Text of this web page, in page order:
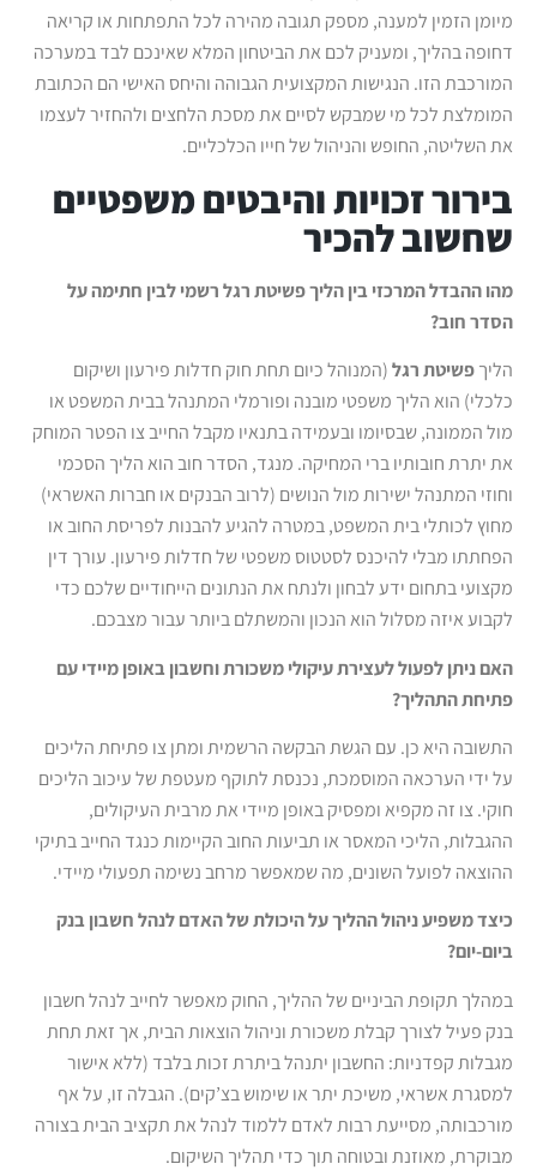
מיומן הזמין למענה, מספק תגובה מהירה לכל התפתחות או קריאה
דחופה בהליך, ומעניק לכם את הביטחון המלא שאינכם לבד במערכה
המורכבת הזו. הנגישות המקצועית הגבוהה והיחס האישי הם הכתובת
המומלצת לכל מי שמבקש לסיים את מסכת הלחצים ולהחזיר לעצמו
את השליטה, החופש והניהול של חייו הכלכליים.
בירור זכויות והיבטים משפטיים
שחשוב להכיר
מהו ההבדל המרכזי בין הליך פשיטת רגל רשמי לבין חתימה על
הסדר חוב?
הליךפשיטת רגל(המנוהל כיום תחת חוק חדלות פירעון ושיקום
כלכלי) הוא הליך משפטי מובנה ופורמלי המתנהל בבית המשפט או
מול הממונה, שבסיומו ובעמידה בתנאיו מקבל החייב צו הפטר המוחק
את יתרת חובותיו ברי המחיקה. מנגד, הסדר חוב הוא הליך הסכמי
וחוזי המתנהל ישירות מול הנושים (לרוב הבנקים או חברות האשראי)
מחוץ לכותלי בית המשפט, במטרה להגיע להבנות לפריסת החוב או
הפחתתו מבלי להיכנס לסטטוס משפטי של חדלות פירעון. עורך דין
מקצועי בתחום ידע לבחון ולנתח את הנתונים הייחודיים שלכם כדי
לקבוע איזה מסלול הוא הנכון והמשתלם ביותר עבור מצבכם.
האם ניתן לפעול לעצירת עיקולי משכורת וחשבון באופן מיידי עם
פתיחת התהליך?
התשובה היא כן. עם הגשת הבקשה הרשמית ומתן צו פתיחת הליכים
על ידי הערכאה המוסמכת, נכנסת לתוקף מעטפת של עיכוב הליכים
חוקי. צו זה מקפיא ומפסיק באופן מיידי את מרבית העיקולים,
ההגבלות, הליכי המאסר או תביעות החוב הקיימות כנגד החייב בתיקי
ההוצאה לפועל השונים, מה שמאפשר מרחב נשימה תפעולי מיידי.
כיצד משפיע ניהול ההליך על היכולת של האדם לנהל חשבון בנק
ביום-יום?
במהלך תקופת הביניים של ההליך, החוק מאפשר לחייב לנהל חשבון
בנק פעיל לצורך קבלת משכורת וניהול הוצאות הבית, אך זאת תחת
מגבלות קפדניות: החשבון יתנהל ביתרת זכות בלבד (ללא אישור
למסגרת אשראי, משיכת יתר או שימוש בצ’קים). הגבלה זו, על אף
מורכבותה, מסייעת רבות לאדם ללמוד לנהל את תקציב הבית בצורה
מבוקרת, מאוזנת ובטוחה תוך כדי תהליך השיקום.